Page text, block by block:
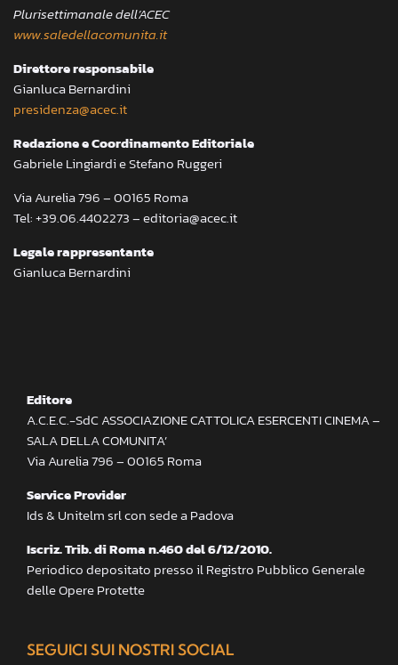
Plurisettimanale dell’ACEC
www.saledellacomunita.it
Direttore responsabile
Gianluca Bernardini
presidenza@acec.it
Redazione e Coordinamento Editoriale
Gabriele Lingiardi e Stefano Ruggeri
Via Aurelia 796 – 00165 Roma
Tel: +39.06.4402273 – editoria@acec.it
Legale rappresentante
Gianluca Bernardini
Editore
A.C.E.C.-SdC ASSOCIAZIONE CATTOLICA ESERCENTI CINEMA –
SALA DELLA COMUNITA’
Via Aurelia 796 – 00165 Roma
Service Provider
Ids & Unitelm srl con sede a Padova
Iscriz. Trib. di Roma n.460 del 6/12/2010.
Periodico depositato presso il Registro Pubblico Generale
delle Opere Protette
SEGUICI SUI NOSTRI SOCIAL